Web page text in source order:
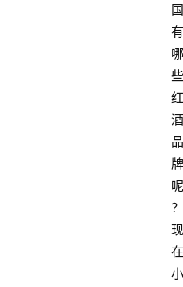
国
有
哪
些
红
酒
品
牌
呢
？
现
在
小